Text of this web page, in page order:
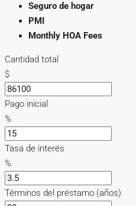
Seguro de hogar
PMI
Monthly HOA Fees
Cantidad total
$
Pago inicial
%
Tasa de interés
%
Términos del préstamo (años)